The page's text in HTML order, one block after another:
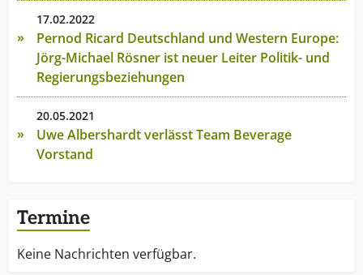
17.02.2022
Pernod Ricard Deutschland und Western Europe:
Jörg-Michael Rösner ist neuer Leiter Politik- und
Regierungsbeziehungen
20.05.2021
Uwe Albershardt verlässt Team Beverage
Vorstand
Termine
Keine Nachrichten verfügbar.